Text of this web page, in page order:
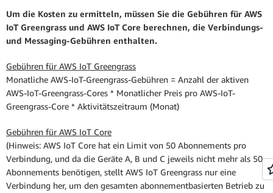
Um die Kosten zu ermitteln, müssen Sie die Gebühren für AWS
IoT Greengrass und AWS IoT Core berechnen, die Verbindungs-
und Messaging-Gebühren enthalten.
Gebühren für AWS IoT Greengrass
Monatliche AWS-IoT-Greengrass-Gebühren = Anzahl der aktiven
AWS-IoT-Greengrass-Cores * Monatlicher Preis pro AWS-IoT-
Greengrass-Core * Aktivitätszeitraum (Monat)
Gebühren für AWS IoT Core
(Hinweis: AWS IoT Core hat ein Limit von 50 Abonnements pro
Verbindung, und da die Geräte A, B und C jeweils nicht mehr als 50
Abonnements benötigen, stellt AWS IoT Greengrass nur eine
Verbindung her, um den gesamten abonnementbasierten Betrieb zu